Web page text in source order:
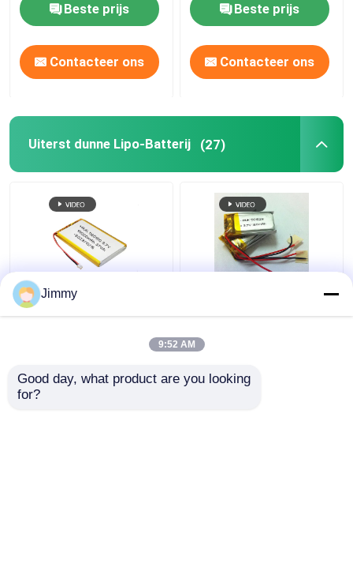
Beste prijs
Contacteer ons
Beste prijs
Contacteer ons
Uiterst dunne Lipo-Batterij (27)
ODM 3.7v 10000mah
LiPo-batterij 4.2V Thin
Beste prijs
lithiumbatterij Polymer
1C LiPo-batterij 3.7V
150mAh
Beste prijs
Jimmy
9:52 AM
Good day, what product are you looking
for?